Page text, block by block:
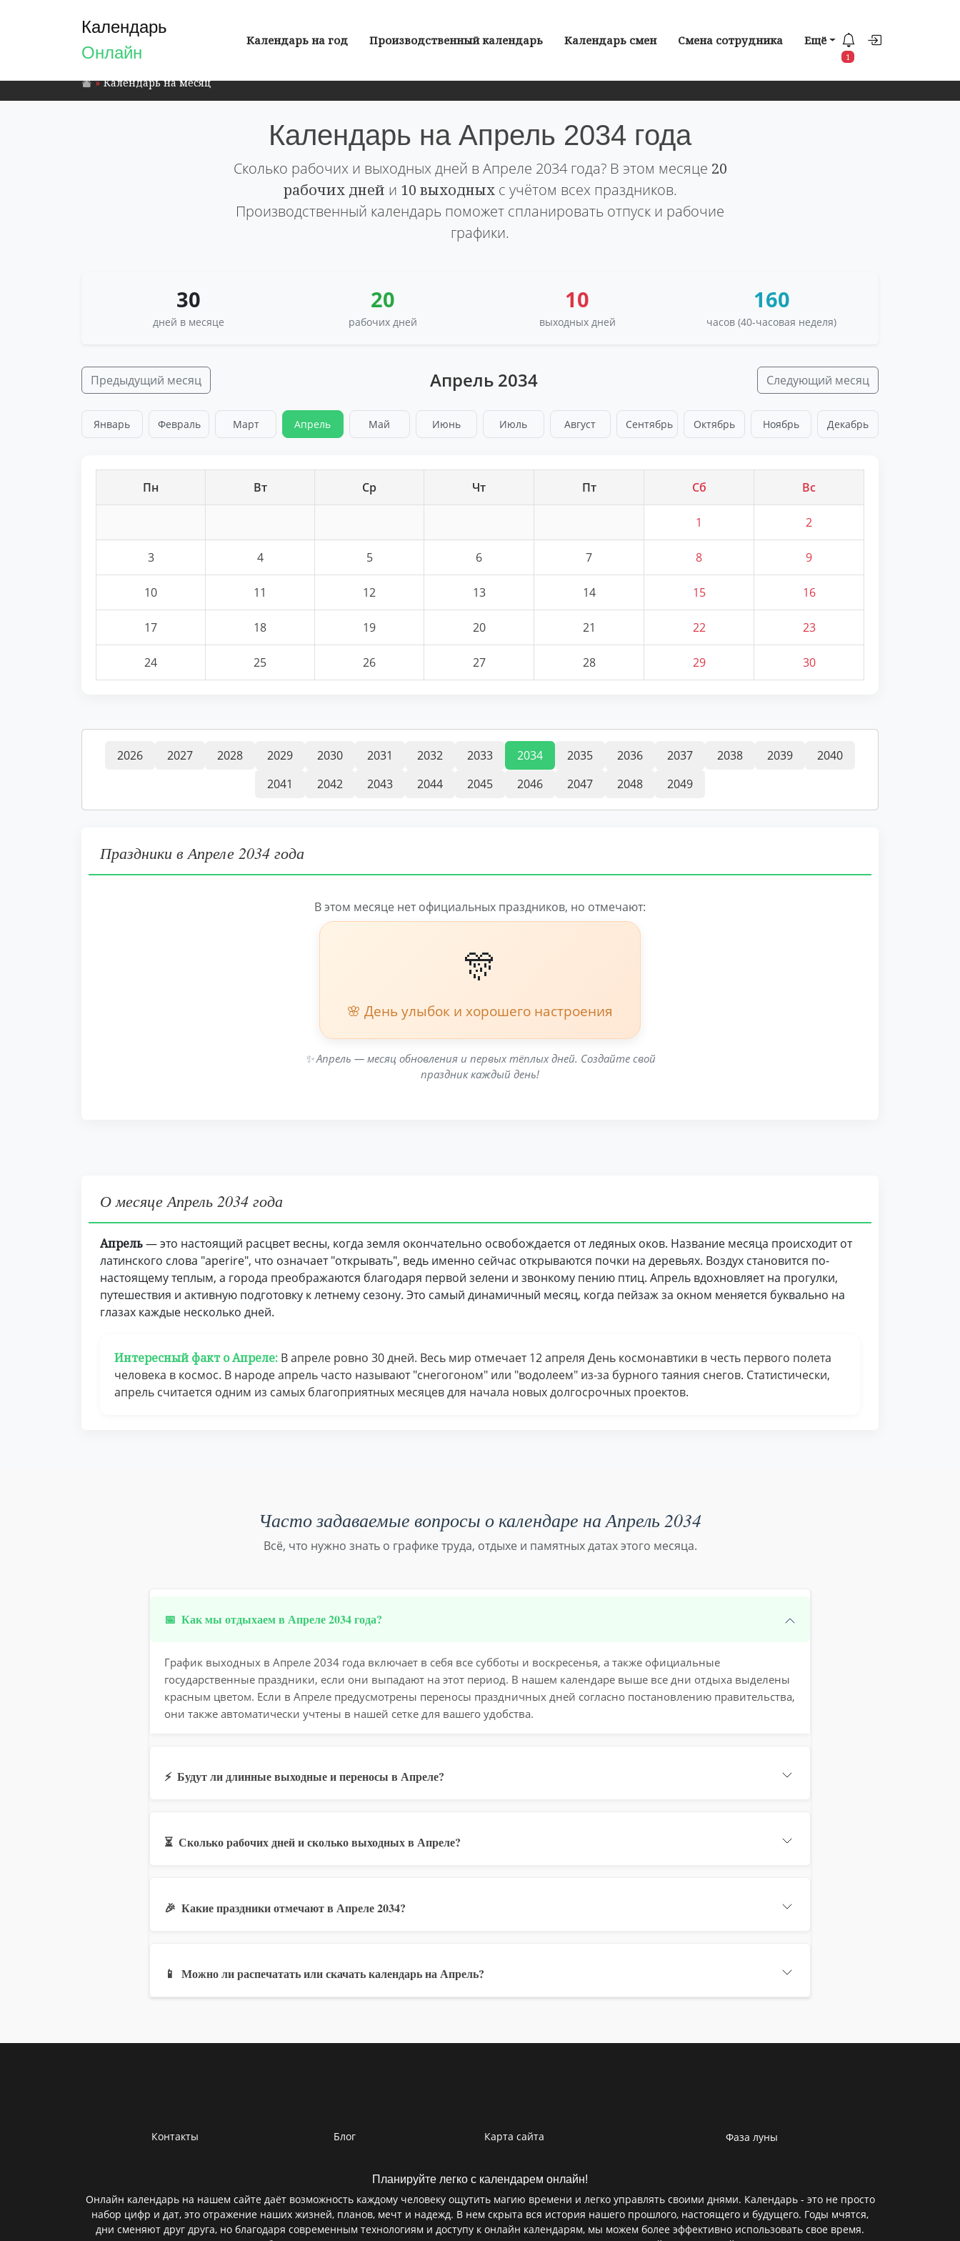
Календарь
Онлайн
Календарь на год Производственный календарь Календарь смен Смена сотрудника Ещё
1
Календарь на месяц
Календарь на Апрель 2034 года
Сколько рабочих и выходных дней в Апреле 2034 года? В этом месяце 20
рабочих дней и 10 выходныхс учётом всех праздников.
Производственный календарь поможет спланировать отпуск и рабочие
графики.
30
дней в месяце
20
рабочих дней
10
выходных дней
160
часов (40-часовая неделя)
Предыдущий месяц Апрель 2034 Следующий месяц
Январь Февраль Март Апрель Май Июнь Июль Август Сентябрь Октябрь Ноябрь Декабрь
Пн Вт Ср Чт Пт Сб Вс
1 2
3 4 5 6 7 8 9
10 11 12 13 14 15 16
17 18 19 20 21 22 23
24 25 26 27 28 29 30
2026 2027 2028 2029 2030 2031 2032 2033 2034 2035 2036 2037 2038 2039
2040
2041
2042 2043 2044 2045 2046 2047 2048 2049
Праздники в Апреле 2034 года
В этом месяце нет официальных праздников, но отмечают:
🎊
🌸 День улыбок и хорошего настроения
✨ Апрель — месяц обновления и первых тёплых дней. Создайте свой
праздник каждый день!
О месяце Апрель 2034 года
Апрель— это настоящий расцвет весны, когда земля окончательно освобождается от ледяных оков. Название месяца происходит от
латинского слова "aperire", что означает "открывать", ведь именно сейчас открываются почки на деревьях. Воздух становится по-
настоящему теплым, а города преображаются благодаря первой зелени и звонкому пению птиц. Апрель вдохновляет на прогулки,
путешествия и активную подготовку к летнему сезону. Это самый динамичный месяц, когда пейзаж за окном меняется буквально на
глазах каждые несколько дней.
Интересный факт о Апреле: В апреле ровно 30 дней. Весь мир отмечает 12 апреля День космонавтики в честь первого полета
человека в космос. В народе апрель часто называют "снегогоном" или "водолеем" из-за бурного таяния снегов. Статистически,
апрель считается одним из самых благоприятных месяцев для начала новых долгосрочных проектов.
Часто задаваемые вопросы о календаре на Апрель 2034
Всё, что нужно знать о графике труда, отдыхе и памятных датах этого месяца.
📅 Как мы отдыхаем в Апреле 2034 года?
График выходных в Апреле 2034 года включает в себя все субботы и воскресенья, а также официальные
государственные праздники, если они выпадают на этот период. В нашем календаре выше все дни отдыха выделены
красным цветом. Если в Апреле предусмотрены переносы праздничных дней согласно постановлению правительства,
они также автоматически учтены в нашей сетке для вашего удобства.
⚡ Будут ли длинные выходные и переносы в Апреле?
⏳ Сколько рабочих дней и сколько выходных в Апреле?
🎉 Какие праздники отмечают в Апреле 2034?
📱 Можно ли распечатать или скачать календарь на Апрель?
Контакты Блог Карта сайта Фаза луны
Планируйте легко с календарем онлайн!
Онлайн календарь на нашем сайте даёт возможность каждому человеку ощутить магию времени и легко управлять своими днями. Календарь - это не просто
набор цифр и дат, это отражение наших жизней, планов, мечт и надежд. В нем скрыта вся история нашего прошлого, настоящего и будущего. Годы мчятся,
дни сменяют друг друга, но благодаря современным технологиям и доступу к онлайн календарям, мы можем более эффективно использовать свое время.